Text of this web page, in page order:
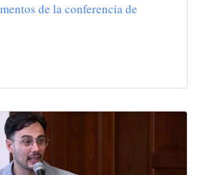
de la conferencia de